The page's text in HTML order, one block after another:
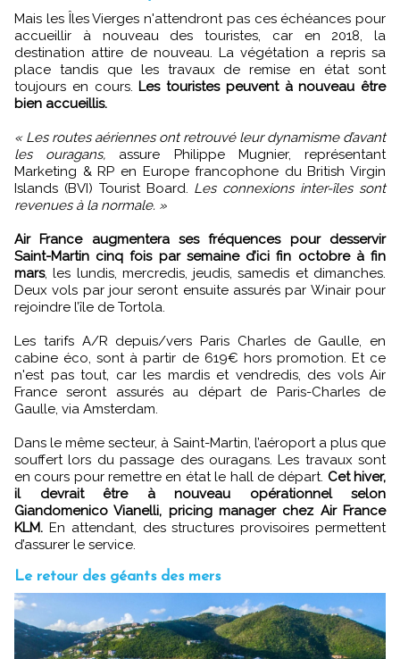
Mais les Îles Vierges n'attendront pas ces échéances pour
accueillir à nouveau des touristes, car en 2018, la
destination attire de nouveau. La végétation a repris sa
place tandis que les travaux de remise en état sont
toujours en cours. Les touristes peuvent à nouveau être
bien accueillis.
« Les routes aériennes ont retrouvé leur dynamisme d’avant
les ouragans, assure Philippe Mugnier, représentant
Marketing & RP en Europe francophone du British Virgin
Islands (BVI) Tourist Board. Les connexions inter-îles sont
revenues à la normale. »
Air France augmentera ses fréquences pour desservir
Saint-Martin cinq fois par semaine d’ici fin octobre à fin
mars, les lundis, mercredis, jeudis, samedis et dimanches.
Deux vols par jour seront ensuite assurés par Winair pour
rejoindre l’île de Tortola.
Les tarifs A/R depuis/vers Paris Charles de Gaulle, en
cabine éco, sont à partir de 619€ hors promotion. Et ce
n'est pas tout, car les mardis et vendredis, des vols Air
France seront assurés au départ de Paris-Charles de
Gaulle, via Amsterdam.
Dans le même secteur, à Saint-Martin, l’aéroport a plus que
souffert lors du passage des ouragans. Les travaux sont
en cours pour remettre en état le hall de départ. Cet hiver,
il devrait être à nouveau opérationnel selon
Giandomenico Vianelli, pricing manager chez Air France
KLM. En attendant, des structures provisoires permettent
d’assurer le service.
Le retour des géants des mers